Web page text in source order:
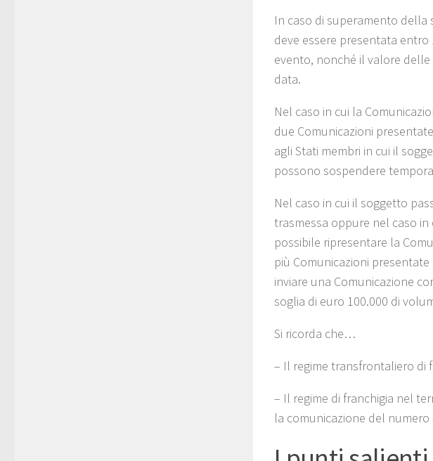
In caso di superamento della
deve essere presentata
evento, nonché il valore
data.
Nel caso in cui la
due Comunicazioni
agli Stati membri in cui il
possono sospendere
Nel caso in cui il soggetto
trasmessa oppure nel caso
possibile ripresentare la
più Comunicazioni
inviare una Comunicazione
soglia di euro 100.000 di
Si ricorda che…
– Il regime transfrontaliero di
– Il regime di franchigia nel
la comunicazione del